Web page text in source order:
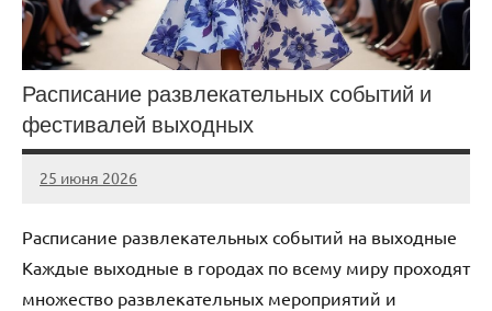
Расписание развлекательных событий и
фестивалей выходных
25 июня 2026
Avtor
Нет
Расписание развлекательных событий на выходные
Каждые выходные в городах по всему миру проходят
множество развлекательных мероприятий и